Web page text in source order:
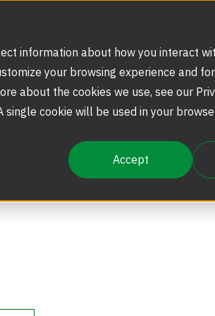
information about how you interact
your browsing experience and
about the cookies we use, see our
cookie will be used in your
Accept
de Seguridad
de Seguridad
y Partes
de Productos
Boon Edam